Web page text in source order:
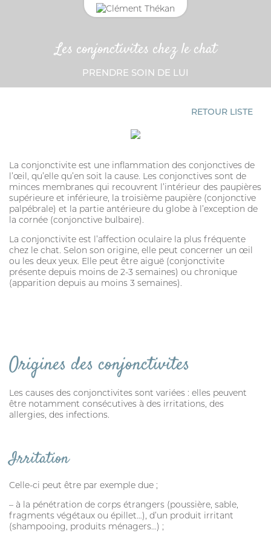
VERMIFUGE
HYGIÈNE DES YEUX ET OREILLES
SOLUTION ALTERNATIVE
ANTIPARASITAIRE EXTERNE
PURGE
SOIN DE LA PEAU
ALLAITEMENT
HYGIÈNE DU PELAGE
CHIEN
ANTIPARASITAIRE EXTERNE
Les conjonctivites chez le chat
PRENDRE SOIN DE LUI
RETOUR LISTE
La conjonctivite est une inflammation des conjonctives de
l’œil, qu’elle qu’en soit la cause. Les conjonctives sont de
minces membranes qui recouvrent l’intérieur des paupières
supérieure et inférieure, la troisième paupière (conjonctive
palpébrale) et la partie antérieure du globe à l’exception de
la cornée (conjonctive bulbaire).
La conjonctivite est l’affection oculaire la plus fréquente
chez le chat. Selon son origine, elle peut concerner un œil
ou les deux yeux. Elle peut être aiguë (conjonctivite
présente depuis moins de 2-3 semaines) ou chronique
(apparition depuis au moins 3 semaines).
Origines des conjonctivites
Les causes des conjonctivites sont variées : elles peuvent
être notamment consécutives à des irritations, des
allergies, des infections.
Irritation
Celle-ci peut être par exemple due ;
– à la pénétration de corps étrangers (poussière, sable,
fragments végétaux ou épillet…), d’un produit irritant
(shampooing, produits ménagers…) ;
CONNEXION
Mot passe oublié?
SE CONNECTER